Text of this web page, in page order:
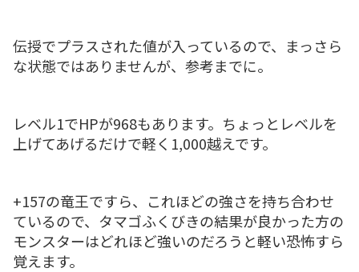
伝授でプラスされた値が入っているので、まっさら
な状態ではありませんが、参考までに。
レベル1でHPが968もあります。ちょっとレベルを
上げてあげるだけで軽く1,000越えです。
+157の竜王ですら、これほどの強さを持ち合わせ
ているので、タマゴふくびきの結果が良かった方の
モンスターはどれほど強いのだろうと軽い恐怖すら
覚えます。